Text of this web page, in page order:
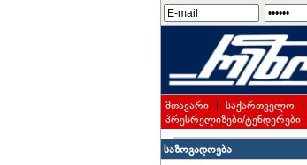
მთავარი | საქართველო |
პრესრელიზები/ტენდერები
საზოგადოება